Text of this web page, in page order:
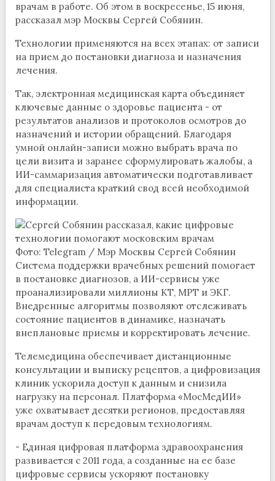
врачам в работе. Об этом в воскресенье, 15 июня,
рассказал мэр Москвы Сергей Собянин.
Технологии применяются на всех этапах: от записи
на прием до постановки диагноза и назначения
лечения.
Так, электронная медицинская карта объединяет
ключевые данные о здоровье пациента - от
результатов анализов и протоколов осмотров до
назначений и истории обращений. Благодаря
умной онлайн-записи можно выбрать врача по
цели визита и заранее сформулировать жалобы, а
ИИ-саммаризация автоматически подготавливает
для специалиста краткий свод всей необходимой
информации.
Фото: Telegram / Мэр Москвы Сергей Собянин
Система поддержки врачебных решений помогает
в постановке диагнозов, а ИИ-сервисы уже
проанализировали миллионы КТ, МРТ и ЭКГ.
Внедренные алгоритмы позволяют отслеживать
состояние пациентов в динамике, назначать
внеплановые приемы и корректировать лечение.
Телемедицина обеспечивает дистанционные
консультации и выписку рецептов, а цифровизация
клиник ускорила доступ к данным и снизила
нагрузку на персонал. Платформа «МосМедИИ»
уже охватывает десятки регионов, предоставляя
врачам доступ к передовым технологиям.
- Единая цифровая платформа здравоохранения
развивается с 2011 года, а созданные на ее базе
цифровые сервисы ускоряют постановку